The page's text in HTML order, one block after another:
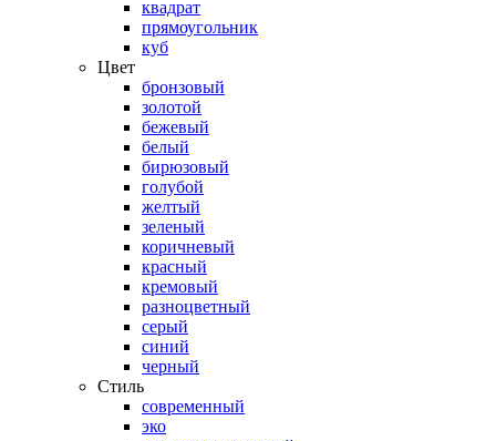
квадрат
прямоугольник
куб
Цвет
бронзовый
золотой
бежевый
белый
бирюзовый
голубой
желтый
зеленый
коричневый
красный
кремовый
разноцветный
серый
синий
черный
Стиль
современный
эко